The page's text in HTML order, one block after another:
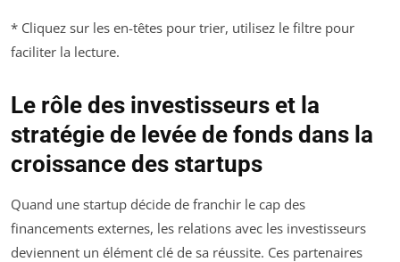
* Cliquez sur les en-têtes pour trier, utilisez le filtre pour
faciliter la lecture.
Le rôle des investisseurs et la
stratégie de levée de fonds dans la
croissance des startups
Quand une startup décide de franchir le cap des
financements externes, les relations avec les investisseurs
deviennent un élément clé de sa réussite. Ces partenaires